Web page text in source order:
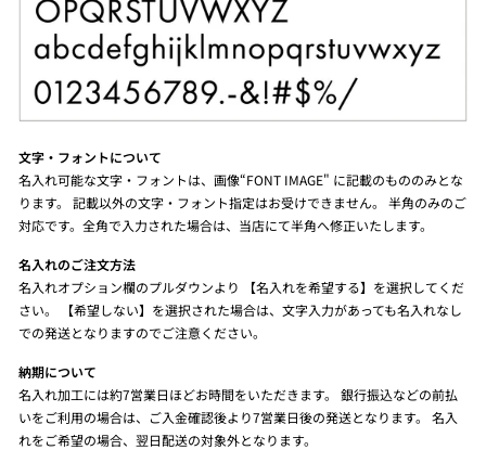
文字・フォントについて
名入れ可能な文字・フォントは、画像“FONT IMAGE" に記載のもののみとな
ります。 記載以外の文字・フォント指定はお受けできません。 半角のみのご
対応です。全角で入力された場合は、当店にて半角へ修正いたします。
名入れのご注文方法
名入れオプション欄のプルダウンより 【名入れを希望する】を選択してくだ
さい。 【希望しない】を選択された場合は、文字入力があっても名入れなし
での発送となりますのでご注意ください。
納期について
名入れ加工には約7営業日ほどお時間をいただきます。 銀行振込などの前払
いをご利用の場合は、ご入金確認後より7営業日後の発送となります。 名入
れをご希望の場合、翌日配送の対象外となります。